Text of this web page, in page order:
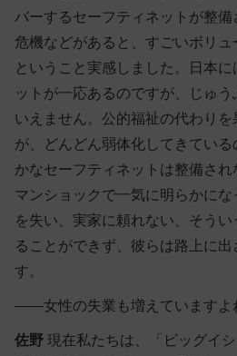
バーするセーフティネットが整
危機などがあると、すごいボリ
ということ実感しました。日本
ットが一応あるのですが、じゅ
いえません。公的福祉の代わり
が、どんどん弱体化してきてい
かなセーフティネットは整備さ
マンショックで一気に明らかに
を失い、実家に頼れない、そう
ることができず、彼らは路上に
す。
――女性の失業も増えていますよ
佐野 現在私たちは、「ビッグイ